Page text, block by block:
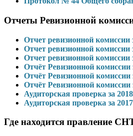
Отчеты Ревизионной
Отчет ревизионной комиссии
Отчет ревизионной комиссии
Отчет ревизионной комиссии
Отчёт Ревизионной комиссии
Отчёт Ревизионной комиссии
Отчёт Ревизионной комиссии
Аудиторская проверка за
Аудиторская проверка за
Где находится правление